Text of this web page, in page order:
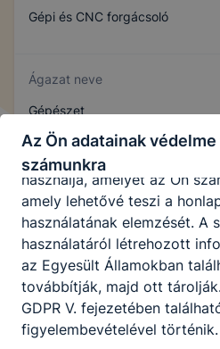
Gépi és CNC forgácsoló
Ágazat neve
Gépészet
Szakmajegyzék száma
407151007
Képzés időtartama
3 év
Az Ön adatainak
számunkra
honlapunk funkcióinak teljes
eltérően fog működni
A honlap Google Analytics-
elemző szolgáltatását
Google Analytics a süti egy
használja, amelyet az Ön
amely lehetővé teszi a
használatának elemzését. A
használatáról létrehozott
az Egyesült Államokban
továbbítják, majd ott
GDPR V. fejezetében
figyelembevételével történik.